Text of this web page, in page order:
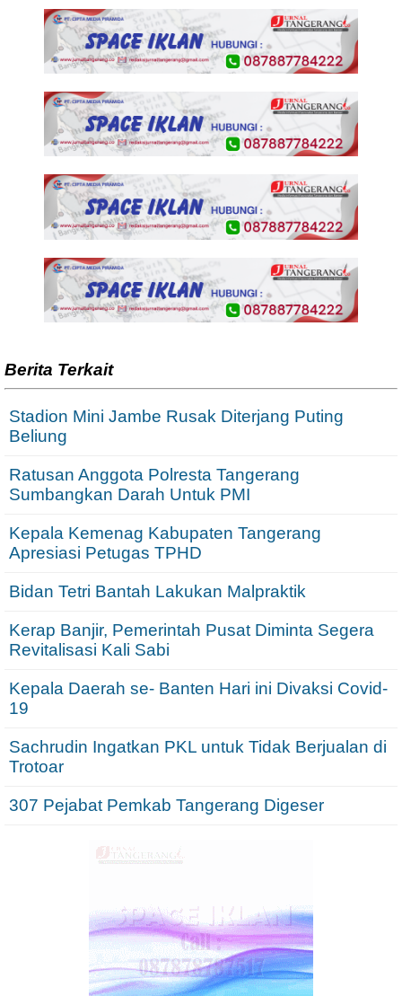
Berita Terkait
Stadion Mini Jambe Rusak Diterjang Puting
Beliung
Ratusan Anggota Polresta Tangerang
Sumbangkan Darah Untuk PMI
Kepala Kemenag Kabupaten Tangerang
Apresiasi Petugas TPHD
Bidan Tetri Bantah Lakukan Malpraktik
Kerap Banjir, Pemerintah Pusat Diminta Segera
Revitalisasi Kali Sabi
Kepala Daerah se- Banten Hari ini Divaksi Covid-
19
Sachrudin Ingatkan PKL untuk Tidak Berjualan di
Trotoar
307 Pejabat Pemkab Tangerang Digeser